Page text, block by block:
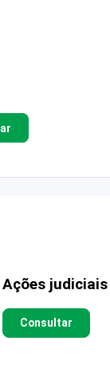
Ações judiciais
Consultar